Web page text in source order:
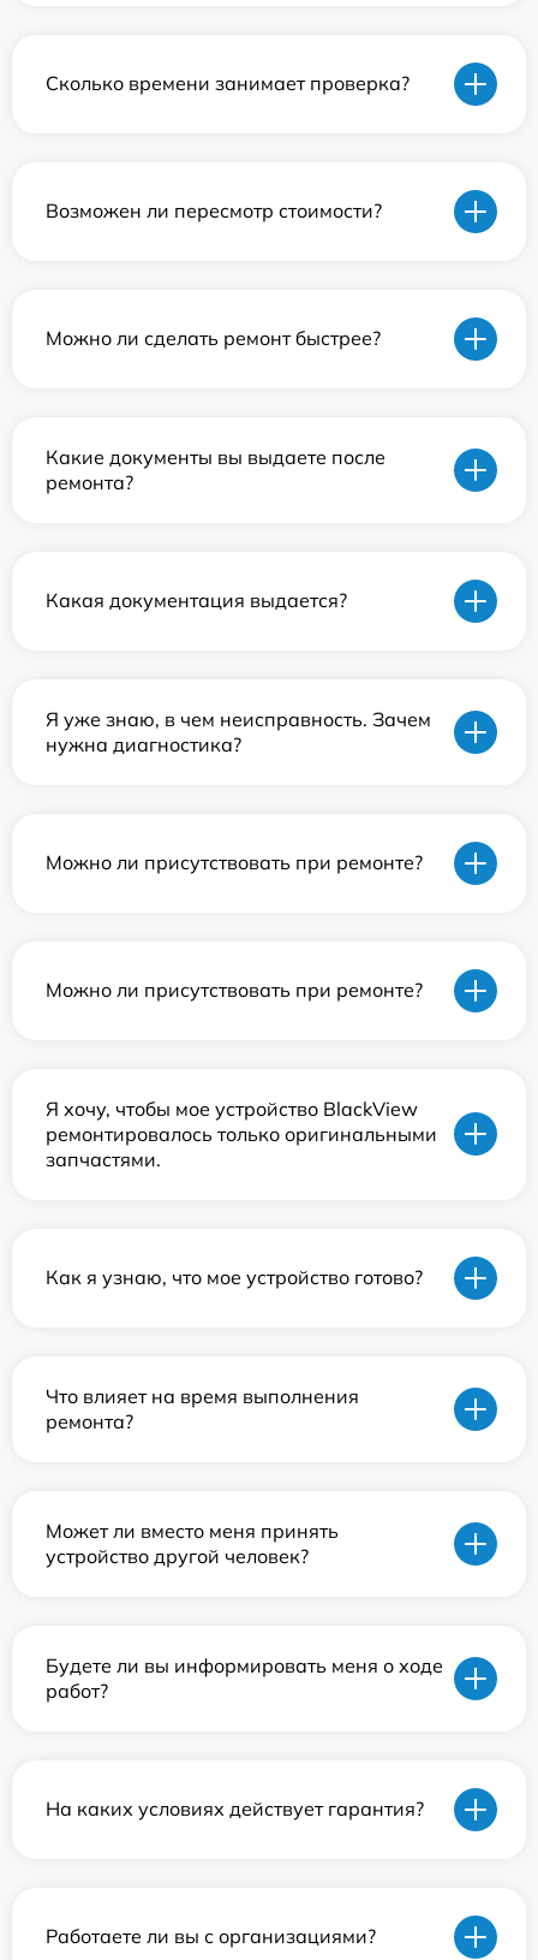
Сколько времени занимает проверка?
Возможен ли пересмотр стоимости?
Можно ли сделать ремонт быстрее?
Какие документы вы выдаете после
ремонта?
Какая документация выдается?
Я уже знаю, в чем неисправность. Зачем
нужна диагностика?
Можно ли присутствовать при ремонте?
Можно ли присутствовать при ремонте?
Я хочу, чтобы мое устройство BlackView
ремонтировалось только оригинальными
запчастями.
Как я узнаю, что мое устройство готово?
Что влияет на время выполнения
ремонта?
Может ли вместо меня принять
устройство другой человек?
Будете ли вы информировать меня о ходе
работ?
На каких условиях действует гарантия?
Работаете ли вы с организациями?